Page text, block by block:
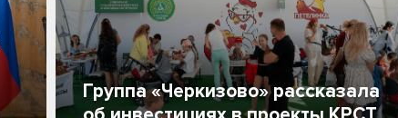
Группа «Черкизово» рассказала